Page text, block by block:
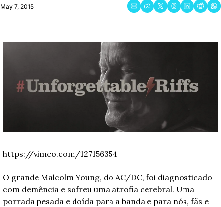
May 7, 2015
https://vimeo.com/127156354
O grande Malcolm Young, do AC/DC, foi diagnosticado
com demência e sofreu uma atrofia cerebral. Uma
porrada pesada e doída para a banda e para nós, fãs e